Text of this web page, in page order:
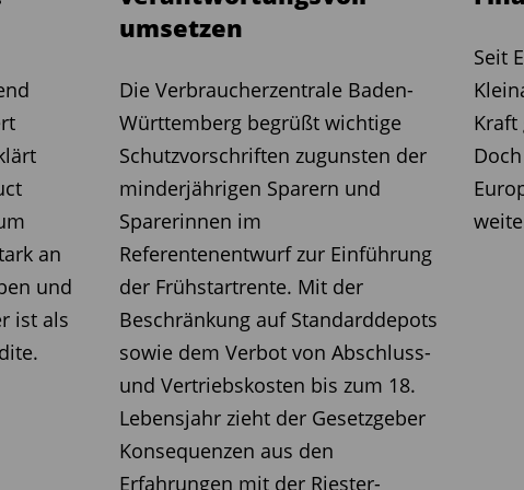
Stimmen aus der Branche, die
Risikobewertung mache es
anzubieten. Was halten Sie
Anwendung von Solvency II verursacht
von Produkten, sondern legt sie
starke Bilanz hat, kann weiter
wenn er das für sinnvoll hält. Dass der
Neuverträge vom kommenden Jahr an
wie es das Bundesfinanzministerium
hat, ist in der aktuellen Marktsituation
sein, dass eine neue Generation von
an
und
ist als
umsetzen ­ ­ ­ ­ ­ ­
Die Verbraucherzentrale Baden-
Württemberg begrüßt wichtige
Schutzvorschriften zugunsten der
minderjährigen Sparern und
Sparerinnen im
Referentenentwurf zur Einführung
der Frühstartrente. Mit der
Beschränkung auf Standarddepots
sowie dem Verbot von Abschluss-
und Vertriebskosten bis zum 18.
Lebensjahr zieht der Gesetzgeber
Konsequenzen aus den
Erfahrungen mit der Riester-
Seit
Kraft